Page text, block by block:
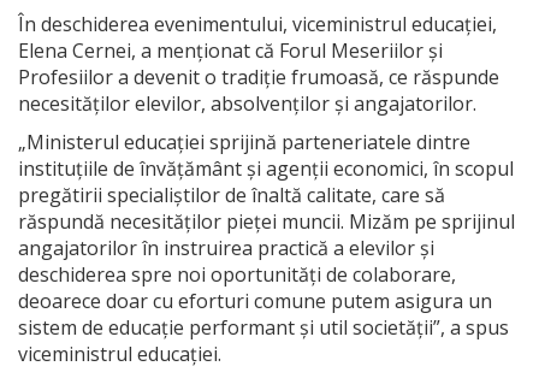
În deschiderea evenimentului, viceministrul educației,
Elena Cernei, a menționat că Forul Meseriilor și
Profesiilor a devenit o tradiție frumoasă, ce răspunde
necesităților elevilor, absolvenților și angajatorilor.
„Ministerul educației sprijină parteneriatele dintre
instituțiile de învățământ și agenții economici, în scopul
pregătirii specialiștilor de înaltă calitate, care să
răspundă necesităților pieței muncii. Mizăm pe sprijinul
angajatorilor în instruirea practică a elevilor și
deschiderea spre noi oportunități de colaborare,
deoarece doar cu eforturi comune putem asigura un
sistem de educație performant și util societății”, a spus
viceministrul educației.